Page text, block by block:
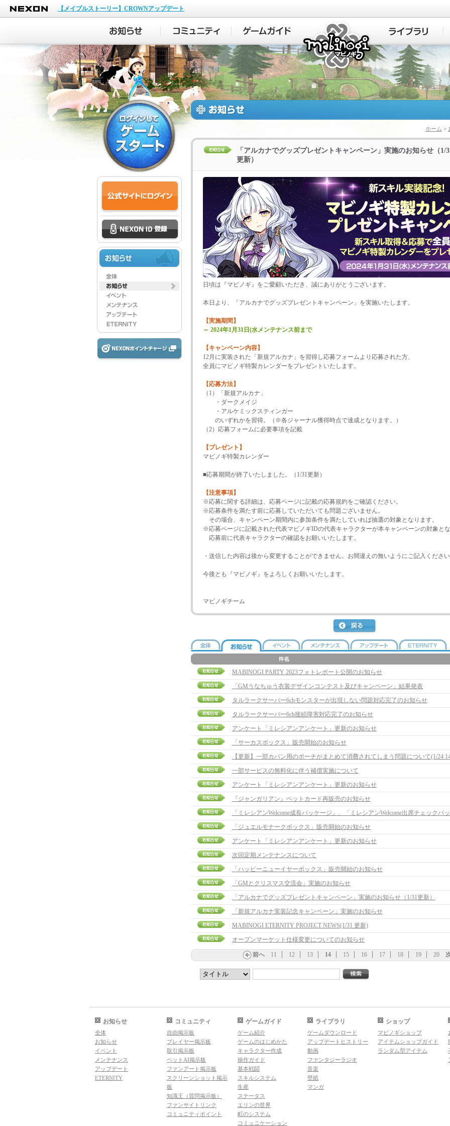
NEXON
【メイプルストーリー】CROWNアップデート
マビノギ
ホーム >
「アルカナでグッズプレゼントキャンペーン」実施のお知らせ（1/
更新）
日頃は『マビノギ』をご愛顧いただき、誠にありがとうございます。
本日より、「アルカナでグッズプレゼントキャンペーン」を実施いたします。
【実施期間】
～ 2024年1月31日(水メンテナンス前まで
【キャンペーン内容】
12月に実装された「新規アルカナ」を習得し応募フォームより応募された方、
全員にマビノギ特製カレンダーをプレゼントいたします。
【応募方法】
（1）「新規アルカナ」
・ダークメイジ
・アルケミックスティンガー
のいずれかを習得。（※各ジャーナル獲得時点で達成となります。）
（2）応募フォームに必要事項を記載
【プレゼント】
マビノギ特製カレンダー
■応募期間が終了いたしました。（1/31更新）
【注意事項】
※応募に関する詳細は、応募ページに記載の応募規約をご確認ください。
※応募条件を満たす前に応募していただいても問題ございません。
その場合、キャンペーン期間内に参加条件を満たしていれば抽選の対象となります。
※応募ページに記載された代表マビノギIDの代表キャラクターが本キャンペーンの対象とな
応募前に代表キャラクターの確認をお願いいたします。
・送信した内容は後から変更することができません。お間違えの無いようにご記入ください
今後とも『マビノギ』をよろしくお願いいたします。
マビノギチーム
MABINOGI PARTY 2023フォトレポート公開のお知らせ
「GMうなちゅう衣装デザインコンテスト及びキャンペーン」結果発表
タルラークサーバー6chモンスターが出現しない問題対応完了のお知らせ
タルラークサーバー6ch接続障害対応完了のお知らせ
アンケート「ミレシアンアンケート」更新のお知らせ
「サーカスボックス」販売開始のお知らせ
一部サービスの無料化に伴う補償実施について
アンケート「ミレシアンアンケート」更新のお知らせ
『ジャンガリアン』ペットカード再販売のお知らせ
「ジュエルモナークボックス」販売開始のお知らせ
アンケート「ミレシアンアンケート」更新のお知らせ
次回定期メンテナンスについて
「ハッピーニューイヤーボックス」販売開始のお知らせ
「GMとクリスマス交流会」実施のお知らせ
「アルカナでグッズプレゼントキャンペーン」実施のお知らせ（1/31更新）
「新規アルカナ実装記念キャンペーン」実施のお知らせ
MABINOGI ETERNITY PROJECT NEWS(1/31 更新)
オープンマーケット仕様変更についてのお知らせ
前へ 11 12 13 14 15 16 17 18 19 20
お知らせ
全体
お知らせ
イベント
メンテナンス
アップデート
ETERNITY
コミュニティ
自由掲示板
プレイヤー掲示板
取引掲示板
ペットAI掲示板
ファンアート掲示板
スクリーンショット掲示
板
知識王（質問掲示板）
ファンサイトリンク
コミュニティポイント
ゲームガイド
ゲーム紹介
ゲームのはじめかた
キャラクター作成
操作ガイド
基本戦闘
スキルシステム
生産
ステータス
エリンの世界
町のシステム
コミュニケーション
ライブラリ
ゲームダウンロード
アップデートヒストリー
動画
ファンタジーラジオ
音楽
壁紙
マンガ
ショップ
マビノギショップ
アイテムショップガイド
ランダム型アイテム